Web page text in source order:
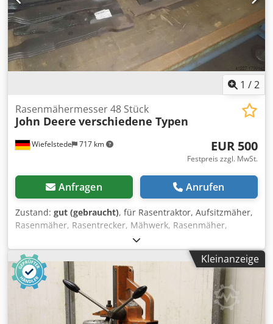
1 /2
Wiefelstede 717 km
Rasenmähermesser 48 Stück
John Deere verschiedene Typen
EUR 500
Festpreis zzgl. MwSt.
Anfragen Anrufen
Zustand: gut (gebraucht), für Rasentraktor, Aufsitzmäher,
Rasenmäher, Rasentrecker, Mähwerk, Rasenmäher,
Mähbalken, Scheibenmähwerk -Rasenmähermesser: 48
Stück -Typen: unterschiedlich Crodpfx Aob A R Uheh Hef -
Paket: komplett -Preis:komplett -Gewicht: 120 kgKleinanzeige